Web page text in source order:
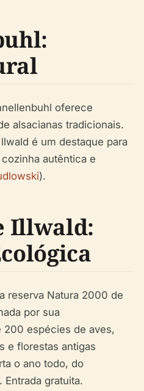
oferece
alsacianas tradicionais.
é um destaque para
autêntica e
).
Illwald:
reserva Natura 2000 de
por sua
espécies de aves,
e florestas antigas
o ano todo, do
gratuita.